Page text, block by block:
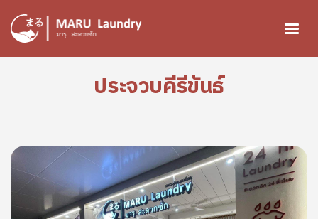
ข้ามไปยังเนื้อหาหลัก
ประจวบคีรีขันธ์